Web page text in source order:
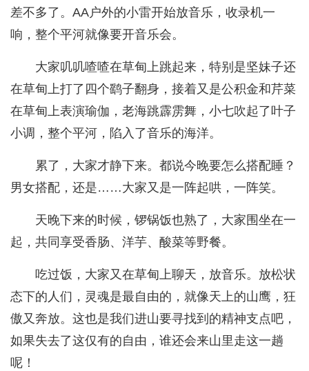
差不多了。AA户外的小雷开始放音乐，收录机一
响，整个平河就像要开音乐会。
大家叽叽喳喳在草甸上跳起来，特别是坚妹子还
在草甸上打了四个鹞子翻身，接着又是公积金和芹菜
在草甸上表演瑜伽，老海跳霹雳舞，小七吹起了叶子
小调，整个平河，陷入了音乐的海洋。
累了，大家才静下来。都说今晚要怎么搭配睡？
男女搭配，还是……大家又是一阵起哄，一阵笑。
天晚下来的时候，锣锅饭也熟了，大家围坐在一
起，共同享受香肠、洋芋、酸菜等野餐。
吃过饭，大家又在草甸上聊天，放音乐。放松状
态下的人们，灵魂是最自由的，就像天上的山鹰，狂
傲又奔放。这也是我们进山要寻找到的精神支点吧，
如果失去了这仅有的自由，谁还会来山里走这一趟
呢！